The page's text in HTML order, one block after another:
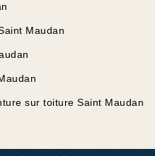
Maudan
sur toiture Saint Maudan